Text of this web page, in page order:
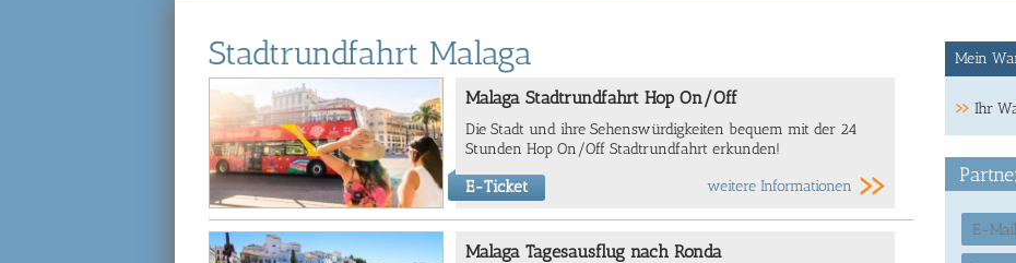
Stadtrundfahrt Malaga
Malaga Stadtrundfahrt Hop On/Off
Die Stadt und ihre Sehenswürdigkeiten bequem mit der 24
Stunden Hop On/Off Stadtrundfahrt erkunden!
weitere Informationen
E-Ticket
Malaga Tagesausflug nach Ronda
Mein
Ihr